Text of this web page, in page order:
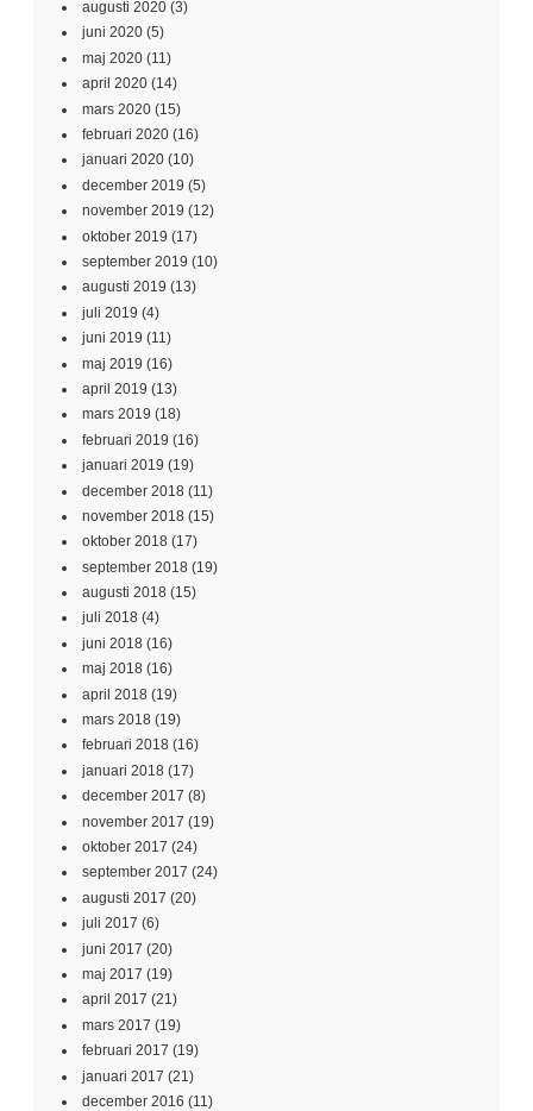
augusti 2020 (3)
juni 2020 (5)
maj 2020 (11)
april 2020 (14)
mars 2020 (15)
februari 2020 (16)
januari 2020 (10)
december 2019 (5)
november 2019 (12)
oktober 2019 (17)
september 2019 (10)
augusti 2019 (13)
juli 2019 (4)
juni 2019 (11)
maj 2019 (16)
april 2019 (13)
mars 2019 (18)
februari 2019 (16)
januari 2019 (19)
december 2018 (11)
november 2018 (15)
oktober 2018 (17)
september 2018 (19)
augusti 2018 (15)
juli 2018 (4)
juni 2018 (16)
maj 2018 (16)
april 2018 (19)
mars 2018 (19)
februari 2018 (16)
januari 2018 (17)
december 2017 (8)
november 2017 (19)
oktober 2017 (24)
september 2017 (24)
augusti 2017 (20)
juli 2017 (6)
juni 2017 (20)
maj 2017 (19)
april 2017 (21)
mars 2017 (19)
februari 2017 (19)
januari 2017 (21)
december 2016 (11)